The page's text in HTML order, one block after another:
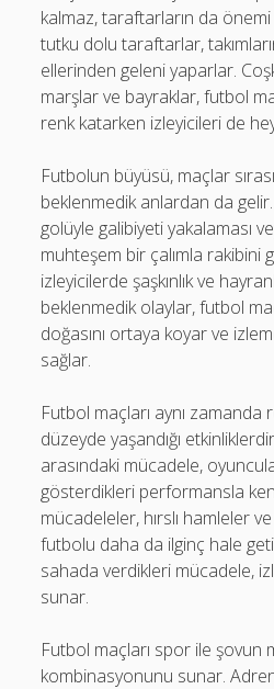
kalmaz, taraftarların da
tutku dolu taraftarlar,
ellerinden geleni yaparlar.
marşlar ve bayraklar, futbol
renk katarken izleyicileri de
Futbolun büyüsü, maçlar
beklenmedik anlardan da
golüyle galibiyeti yakalaması
muhteşem bir çalımla rakibini
izleyicilerde şaşkınlık ve
beklenmedik olaylar, futbol
doğasını ortaya koyar ve
sağlar.
Futbol maçları aynı
düzeyde yaşandığı
arasındaki mücadele,
gösterdikleri performansla
mücadeleler, hırslı hamleler
futbolu daha da ilginç hale
sahada verdikleri mücadele,
sunar.
Futbol maçları spor ile şovun
kombinasyonunu sunar.